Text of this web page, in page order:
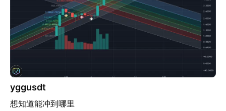
yggusdt
想知道能冲到哪里